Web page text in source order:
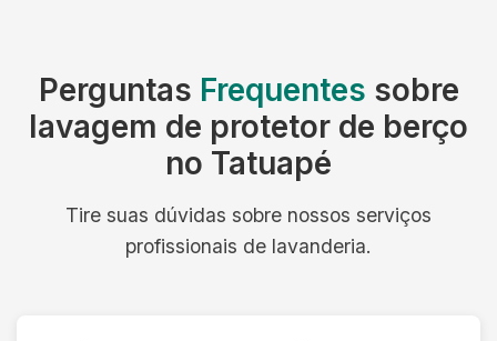
Perguntas Frequentes sobre
lavagem de protetor de berço
no Tatuapé
Tire suas dúvidas sobre nossos serviços
profissionais de lavanderia.